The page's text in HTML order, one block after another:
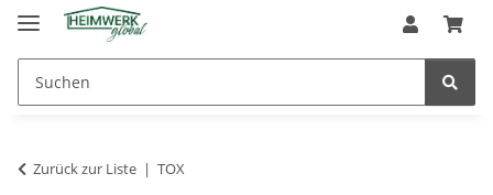
Zurück zur Liste TOX